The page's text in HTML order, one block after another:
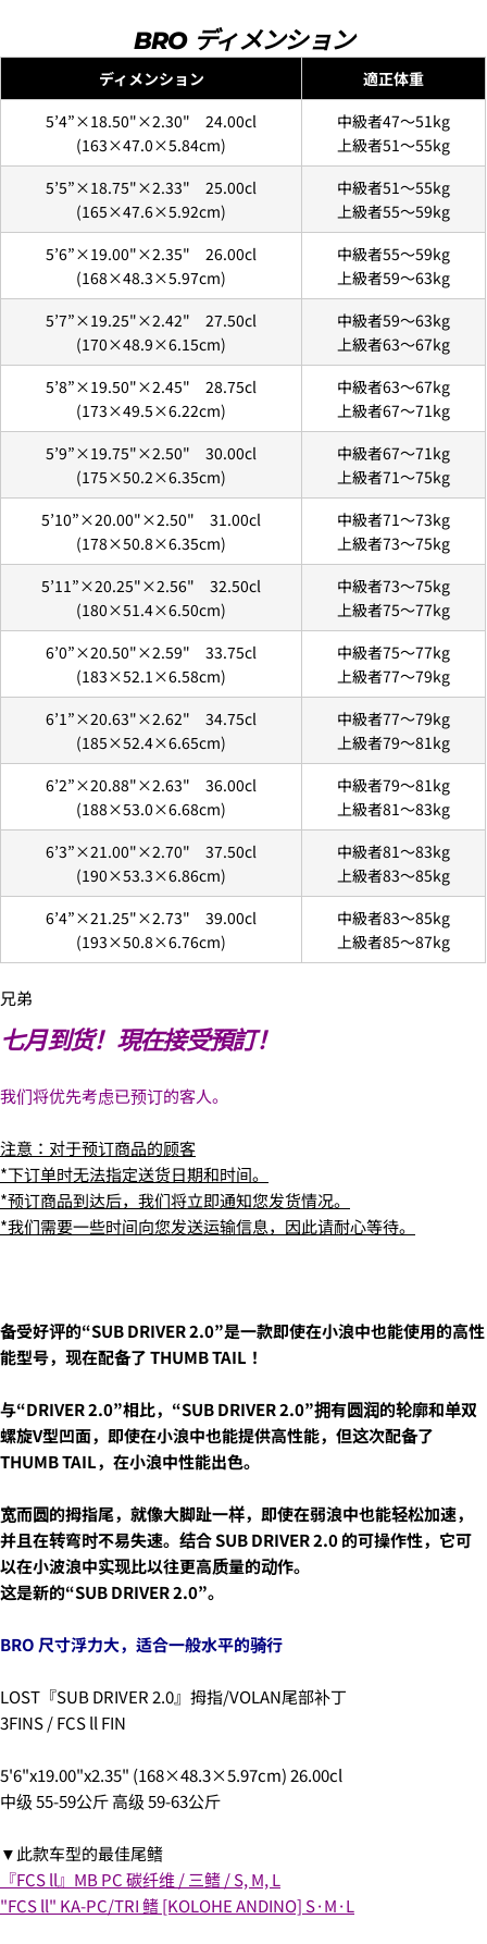
上記の金額の通りではなく、東京からご自宅までの送
別途、梱包料3,300円がかかります。そのため、カート
では配送料として、3,300円と表示されます。
配送時間は下記よりお選びいただけます。
・午前中
・12時～14時
・14時～16時
・16時～18時
・18時～21時
・19時～21時
4.お支払いのセクションがある、クレジットカード決
済(3Dセキュア)-SBPS
5.クレジットカード情報を入力し、支払い回数のメニ
ューから「分割払い」または「ボーナス一括払い」を
選択します。
6.3Dセキュアの画面に移行しますので、各クレジット
カード会社の指示に従って認証を完了させてくださ
い。(通常は、メールやSMSで受け取ったコードを入力
します。)
2.はじめて、Luvsurfでお買い物をされる方
1.商品をカートにいれ、「チェックアウト」をクリッ
2. お支払いのセクションがある、
済(3Dセキュア)-SBPSを選択します。
ューから「分割払い」または「ボーナス一括払い」を
選択します。
4.3Dセキュアの画面に移行しますので、各クレジット
カード会社の指示に従って認証を完了させてくださ
い。(通常は、メールやSMSで受け取ったコードを入力
BRO ディメンション
ディメンション
適正体重
5’4”×18.50"×2.30" 24.00cl
(163×47.0×5.84cm)
中級者47〜51kg
上級者51〜55kg
5’5”×18.75"×2.33" 25.00cl
(165×47.6×5.92cm)
中級者51〜55kg
上級者55〜59kg
5’6”×19.00"×2.35" 26.00cl
(168×48.3×5.97cm)
中級者55〜59kg
上級者59〜63kg
5’7”×19.25"×2.42" 27.50cl
(170×48.9×6.15cm)
中級者59〜63kg
上級者63〜67kg
5’8”×19.50"×2.45" 28.75cl
(173×49.5×6.22cm)
中級者63〜67kg
上級者67〜71kg
5’9”×19.75"×2.50" 30.00cl
(175×50.2×6.35cm)
中級者67〜71kg
上級者71〜75kg
5’10”×20.00"×2.50" 31.00cl
(178×50.8×6.35cm)
中級者71〜73kg
上級者73〜75kg
5’11”×20.25"×2.56" 32.50cl
(180×51.4×6.50cm)
中級者73〜75kg
上級者75〜77kg
6’0”×20.50"×2.59" 33.75cl
(183×52.1×6.58cm)
中級者75〜77kg
上級者77〜79kg
6’1”×20.63"×2.62" 34.75cl
(185×52.4×6.65cm)
中級者77〜79kg
上級者79〜81kg
6’2”×20.88"×2.63" 36.00cl
(188×53.0×6.68cm)
中級者79〜81kg
上級者81〜83kg
6’3”×21.00"×2.70" 37.50cl
(190×53.3×6.86cm)
中級者81〜83kg
上級者83〜85kg
6’4”×21.25"×2.73" 39.00cl
(193×50.8×6.76cm)
中級者83〜85kg
上級者85〜87kg
兄弟
七月到货！現在接受預訂！
我们将优先考虑已预订的客人。
注意：对于预订商品的顾客
*下订单时无法指定送货日期和时间。
*预订商品到达后，我们将立即通知您发货情况。
*我们需要一些时间向您发送运输信息，因此请耐心等待。
备受好评的“SUB DRIVER 2.0”是一款即使在小浪中也能使用的高性
能型号，现在配备了 THUMB TAIL！
与“DRIVER 2.0”相比，“SUB DRIVER 2.0”拥有圆润的轮廓和单双
螺旋V型凹面，即使在小浪中也能提供高性能，但这次配备了
THUMB TAIL，在小浪中性能出色。
宽而圆的拇指尾，就像大脚趾一样，即使在弱浪中也能轻松加速，
并且在转弯时不易失速。结合 SUB DRIVER 2.0 的可操作性，它可
以在小波浪中实现比以往更高质量的动作。
这是新的“SUB DRIVER 2.0”。
BRO 尺寸浮力大，适合一般水平的骑行
LOST『SUB DRIVER 2.0』拇指/VOLAN尾部补丁
3FINS / FCS ll FIN
5'6"x19.00"x2.35" (168×48.3×5.97cm) 26.00cl
中级 55-59公斤 高级 59-63公斤
▼此款车型的最佳尾鳍
『FCS ll』MB PC 碳纤维 / 三鳍 / S, M, L
"FCS ll" KA-PC/TRI 鳍 [KOLOHE ANDINO] S·M·L
分享该产品
分 复制
在
脸
书
上
分
享
分
享
到
X
问一个问题
的
字
你
邮
您
的
手
您
的
留
言
标有 * 的字段为必填字段。
发送问题